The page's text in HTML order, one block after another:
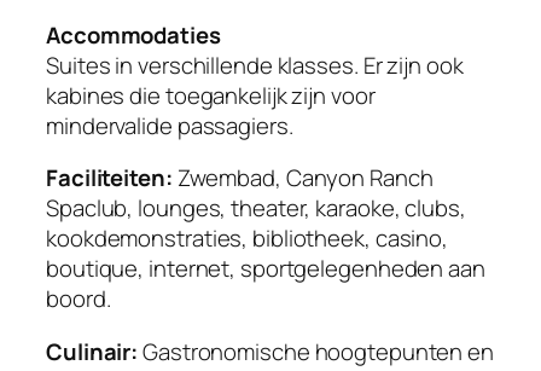
Accommodaties
Suites in verschillende klasses. Er zijn ook
kabines die toegankelijk zijn voor
mindervalide passagiers.
Faciliteiten: Zwembad, Canyon Ranch
Spaclub, lounges, theater, karaoke, clubs,
kookdemonstraties, bibliotheek, casino,
boutique, internet, sportgelegenheden aan
boord.
Culinair:Gastronomische hoogtepunten en